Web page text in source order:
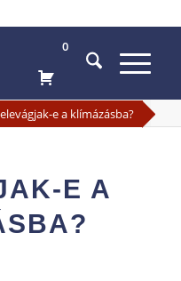
0
e a klímázásba?
E A